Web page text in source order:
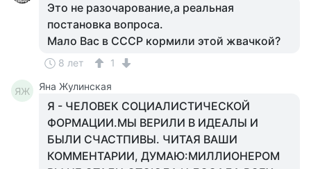
Это не разочарование,а реальная
постановка вопроса.
Мало Вас в СССР кормили этой жвачкой?
8 лет 1
ЯЖ Яна Жулинская
Я - ЧЕЛОВЕК СОЦИАЛИСТИЧЕСКОЙ
ФОРМАЦИИ.МЫ ВЕРИЛИ В ИДЕАЛЫ И
БЫЛИ СЧАСТПИВЫ. ЧИТАЯ ВАШИ
КОММЕНТАРИИ, ДУМАЮ:МИЛЛИОНЕРОМ